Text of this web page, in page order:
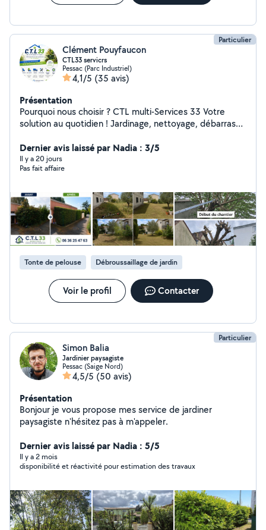
Particulier
Clément Pouyfaucon
CTL33 servicrs
Pessac (Parc Industriel)
4,1/5 (35 avis)
Présentation
Pourquoi nous choisir ? CTL multi-Services 33 Votre
solution au quotidien ! Jardinage, nettoyage, débarras
meuble ; plomberie etc.... Nous sommes là pour vous
simplifier la vie avec des services rapides, efficaces et
adaptés à vos besoins. Travail soigné et professionnel
compétitifs Zone d'intervention : Gironde
Dernier avis laissé par Nadia : 3/5
Il y a 20 jours
Pas fait affaire
Tonte de pelouse Débroussaillage de jardin
Voir le profil Contacter
Particulier
Simon Balia
Jardinier paysagiste
Pessac (Saige Nord)
4,5/5 (50 avis)
Présentation
Bonjour je vous propose mes service de jardiner
paysagiste n'hésitez pas à m'appeler.
Dernier avis laissé par Nadia : 5/5
Il y a 2 mois
disponibilité et réactivité pour estimation des travaux